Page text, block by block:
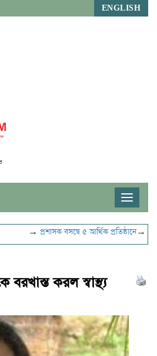
ENGLISH
Toggle
প্রশাসক বসছে ৫ আর্থিক প্রতিষ্ঠানে→
করল স্বাস্থ্য